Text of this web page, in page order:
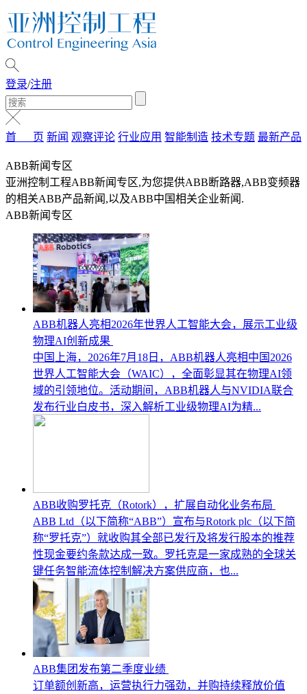
登录/注册
首 页 新闻 观察评论 行业应用 智能制造 技术专题 最新产品
ABB新闻专区
亚洲控制工程ABB新闻专区,为您提供ABB断路器,ABB变频器
的相关ABB产品新闻,以及ABB中国相关企业新闻.
ABB新闻专区
ABB机器人亮相2026年世界人工智能大会，展示工业级
物理AI创新成果
中国上海，2026年7月18日，ABB机器人亮相中国2026
世界人工智能大会（WAIC），全面彰显其在物理AI领
域的引领地位。活动期间，ABB机器人与NVIDIA联合
发布行业白皮书，深入解析工业级物理AI为精...
ABB收购罗托克（Rotork），扩展自动化业务布局
ABB Ltd（以下简称“ABB”）宣布与Rotork plc（以下简
称“罗托克”）就收购其全部已发行及将发行股本的推荐
性现金要约条款达成一致。罗托克是一家成熟的全球关
键任务智能流体控制解决方案供应商，也...
ABB集团发布第二季度业绩
订单额创新高，运营执行力强劲，并购持续释放价值